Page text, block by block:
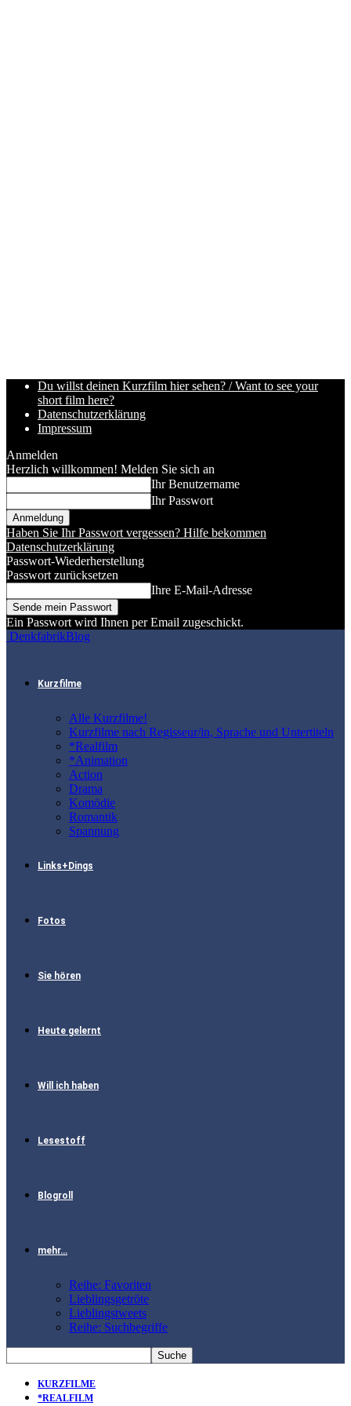
Du willst deinen Kurzfilm hier sehen? / Want to see your
short film here?
Datenschutzerklärung
Impressum
Anmelden
Herzlich willkommen! Melden Sie sich an
Ihr Benutzername
Ihr Passwort
Haben Sie Ihr Passwort vergessen? Hilfe bekommen
Datenschutzerklärung
Passwort-Wiederherstellung
Passwort zurücksetzen
Ihre E-Mail-Adresse
Ein Passwort wird Ihnen per Email zugeschickt.
DenkfabrikBlog
Kurzfilme
Alle Kurzfilme!
Kurzfilme nach Regisseur/in, Sprache und Untertiteln
*Realfilm
*Animation
Action
Drama
Komödie
Romantik
Spannung
Links+Dings
Fotos
Sie hören
Heute gelernt
Will ich haben
Lesestoff
Blogroll
mehr…
Reihe: Favoriten
Lieblingsgetröte
Lieblingstweets
Reihe: Suchbegriffe
KURZFILME
*REALFILM